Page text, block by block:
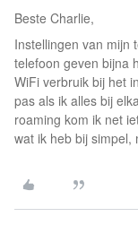
Beste Charlie,
Instellingen van mijn
telefoon geven bijna
WiFi verbruik bij het
pas als ik alles bij
roaming kom ik net
wat ik heb bij simpel,